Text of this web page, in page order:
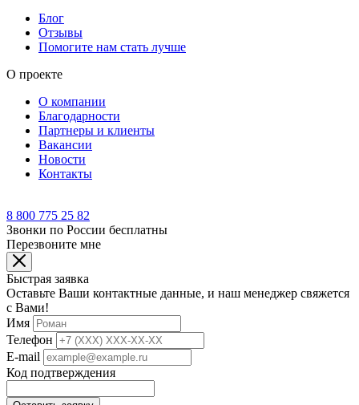
Блог
Отзывы
Помогите нам стать лучше
О проекте
О компании
Благодарности
Партнеры и клиенты
Вакансии
Новости
Контакты
8 800 775 25 82
Звонки по России бесплатны
Перезвоните мне
Быстрая заявка
Оставьте Ваши контактные данные, и наш менеджер свяжется
с Вами!
Имя
Телефон
E-mail
Код подтверждения